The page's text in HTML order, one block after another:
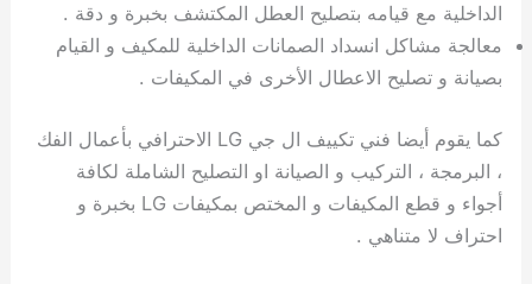
الداخلية مع قيامه بتصليح العطل المكتشف بخبرة و دقة .
معالجة مشاكل انسداد الصمانات الداخلية للمكيف و القيام
بصيانة و تصليح الاعطال الأخرى في المكيفات .
كما يقوم أيضا فني تكييف ال جي LG الاحترافي بأعمال الفك
، البرمجة ، التركيب و الصيانة او التصليح الشاملة لكافة
أجواء و قطع المكيفات و المختص بمكيفات LG بخبرة و
احتراف لا متناهي .